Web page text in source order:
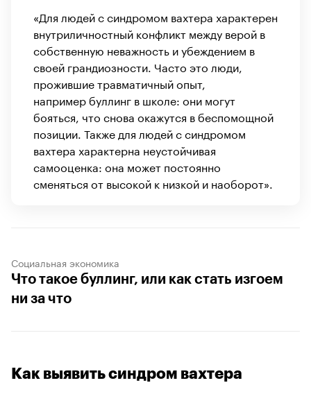
«Для людей с синдромом вахтера характерен
внутриличностный конфликт между верой в
собственную неважность и убеждением в
своей грандиозности. Часто это люди,
прожившие травматичный опыт,
например буллинг в школе: они могут
бояться, что снова окажутся в беспомощной
позиции. Также для людей с синдромом
вахтера характерна неустойчивая
самооценка: она может постоянно
сменяться от высокой к низкой и наоборот».
Социальная экономика
Что такое буллинг, или как стать изгоем
ни за что
Как выявить синдром вахтера